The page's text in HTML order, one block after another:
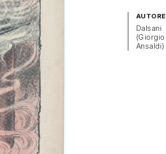
AUTORE
Dalsani
(Giorgio
Ansaldi)